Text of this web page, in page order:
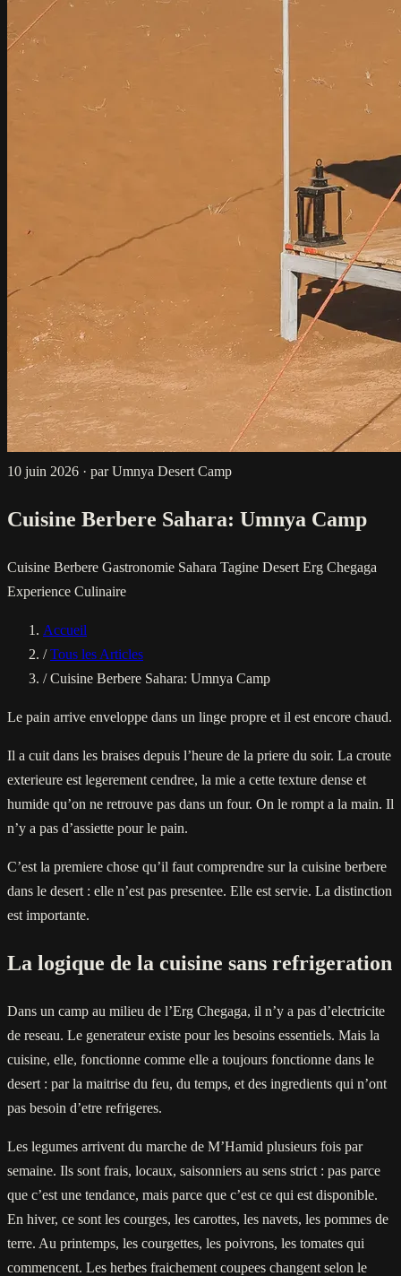
10 juin 2026 · par Umnya Desert Camp
Cuisine Berbere Sahara: Umnya Camp
Cuisine Berbere Gastronomie Sahara Tagine Desert Erg Chegaga
Experience Culinaire
Accueil
/ Tous les Articles
/ Cuisine Berbere Sahara: Umnya Camp
Le pain arrive enveloppe dans un linge propre et il est encore chaud.
Il a cuit dans les braises depuis l’heure de la priere du soir. La croute
exterieure est legerement cendree, la mie a cette texture dense et
humide qu’on ne retrouve pas dans un four. On le rompt a la main. Il
n’y a pas d’assiette pour le pain.
C’est la premiere chose qu’il faut comprendre sur la cuisine berbere
dans le desert : elle n’est pas presentee. Elle est servie. La distinction
est importante.
La logique de la cuisine sans refrigeration
Dans un camp au milieu de l’Erg Chegaga, il n’y a pas d’electricite
de reseau. Le generateur existe pour les besoins essentiels. Mais la
cuisine, elle, fonctionne comme elle a toujours fonctionne dans le
desert : par la maitrise du feu, du temps, et des ingredients qui n’ont
pas besoin d’etre refrigeres.
Les legumes arrivent du marche de M’Hamid plusieurs fois par
semaine. Ils sont frais, locaux, saisonniers au sens strict : pas parce
que c’est une tendance, mais parce que c’est ce qui est disponible.
En hiver, ce sont les courges, les carottes, les navets, les pommes de
terre. Au printemps, les courgettes, les poivrons, les tomates qui
commencent. Les herbes fraichement coupees changent selon le